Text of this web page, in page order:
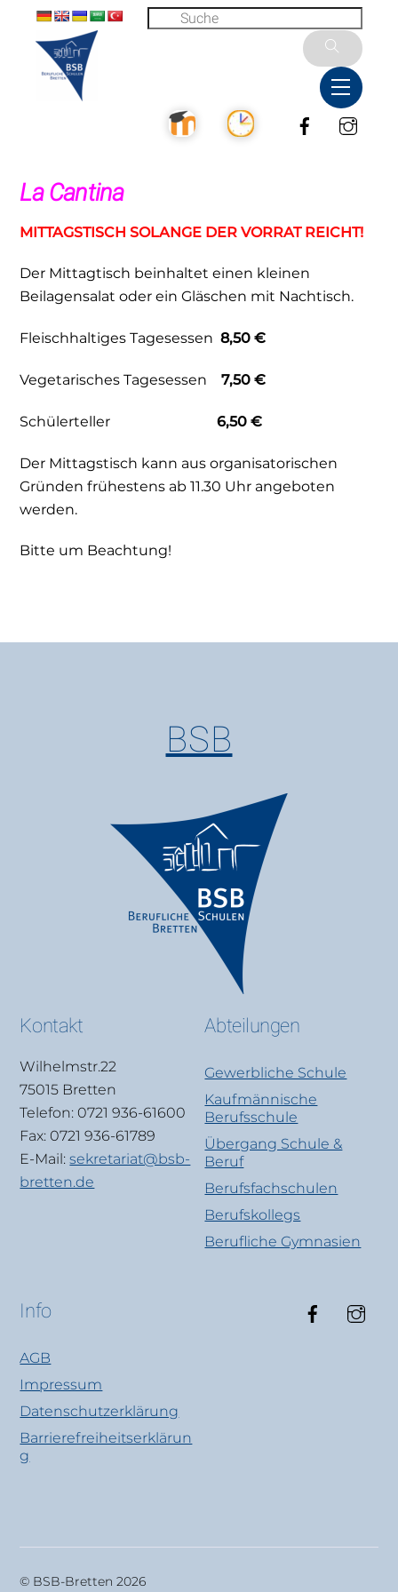
content
Menu
Facebook
La Cantina
MITTAGSTISCH SOLANGE DER VORRAT REICHT!
Der Mittagtisch beinhaltet einen kleinen
Beilagensalat oder ein Gläschen mit Nachtisch.
Fleischhaltiges Tagesessen8,50 €
Vegetarisches Tagesessen7,50 €
Schülerteller6,50 €
Der Mittagstisch kann aus organisatorischen
Gründen frühestens ab 11.30 Uhr angeboten
werden.
Bitte um Beachtung!
BSB
Kontakt
Wilhelmstr.22
75015 Bretten
Telefon: 0721 936-61600
Fax: 0721 936-61789
E-Mail: sekretariat@bsb-
bretten.de
Abteilungen
Gewerbliche Schule
Kaufmännische
Berufsschule
Übergang Schule &
Beruf
Berufsfachschulen
Berufskollegs
Berufliche Gymnasien
Info
AGB
Impressum
Datenschutzerklärung
Barrierefreiheitserklärun
g
Facebook
© BSB-Bretten 2026